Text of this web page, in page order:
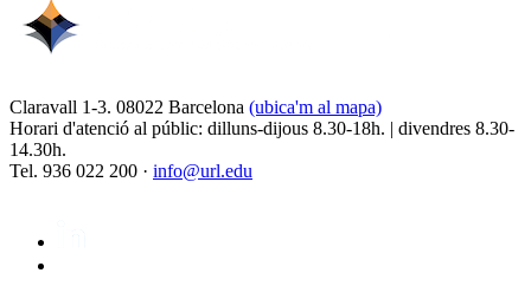
Claravall 1-3. 08022 Barcelona (ubica'm al mapa)
Horari d'atenció al públic: dilluns-dijous 8.30-18h. | divendres 8.30-
14.30h.
Tel. 936 022 200 · info@url.edu